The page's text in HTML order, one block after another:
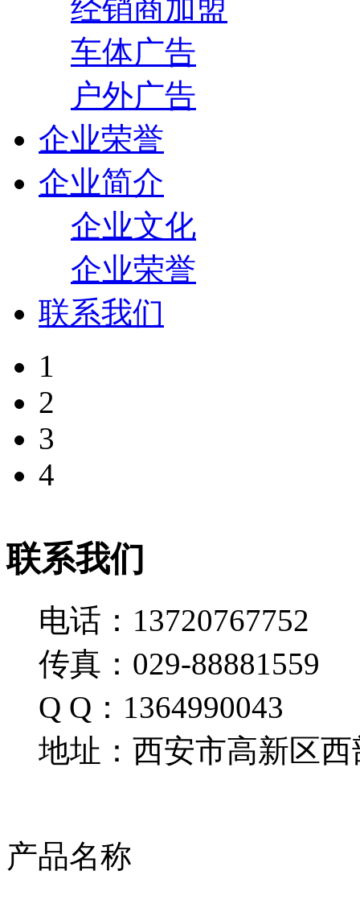
经销商加盟
车体广告
户外广告
企业荣誉
企业简介
企业文化
企业荣誉
联系我们
1
2
3
4
联系我们
电话：13720767752
传真：029-88881559
Q Q：1364990043
地址：西安市高新区西
产品名称